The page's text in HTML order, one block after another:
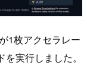
1枚アクセラレー
実行しました。